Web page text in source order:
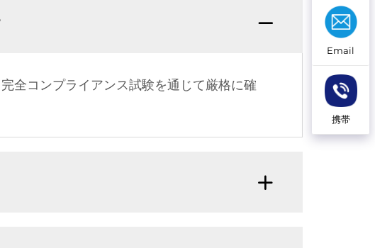
全コンプライアンス試験を通じて厳格に確
Email
携帯